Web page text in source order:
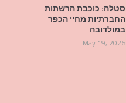
סטלה: כוכבת הרשתות
החברתיות מחיי הכפר
במולדובה
May 19, 2026